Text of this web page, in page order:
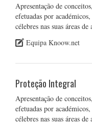
Apresentação de
efetuadas por
célebres nas suas áreas de
Equipa Knoow.net
Proteção Integral
Apresentação de
efetuadas por
célebres nas suas áreas de